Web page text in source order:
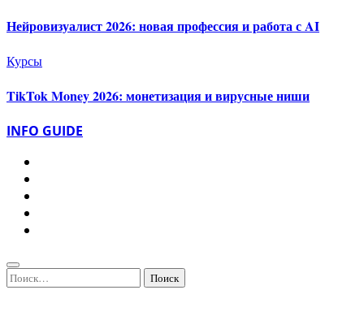
Нейровизуалист 2026: новая профессия и работа с AI
Курсы
TikTok Money 2026: монетизация и вирусные ниши
INFO GUIDE
Найти: